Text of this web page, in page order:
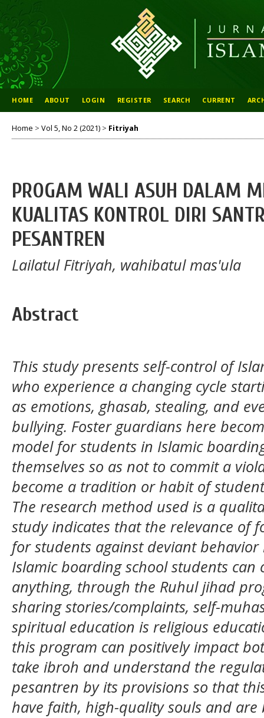
HOME ABOUT LOGIN REGISTER SEARCH CURRENT
Home > Vol 5, No 2 (2021) > Fitriyah
PROGAM WALI ASUH DALAM
KUALITAS KONTROL DIRI
PESANTREN
Lailatul Fitriyah, wahibatul mas'ula
Abstract
This study presents self-control of
who experience a changing cycle
as emotions, ghasab, stealing, and
bullying. Foster guardians here
model for students in Islamic
themselves so as not to commit a
become a tradition or habit of
The research method used is a
study indicates that the relevance of
for students against deviant
Islamic boarding school students
anything, through the Ruhul jihad
sharing stories/complaints, self-
spiritual education is religious
this program can positively impact
take ibroh and understand the
pesantren by its provisions so that
have faith, high-quality souls and are